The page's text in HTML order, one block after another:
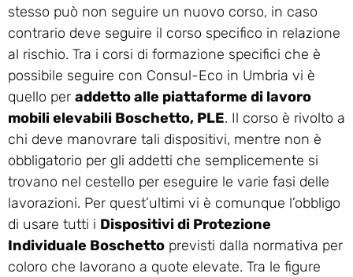
stesso può non seguire un nuovo corso, in caso
contrario deve seguire il corso specifico in relazione
al rischio. Tra i corsi di formazione specifici che è
possibile seguire con Consul-Eco in Umbria vi è
quello per addetto alle piattaforme di lavoro
mobili elevabili Boschetto, PLE. Il corso è rivolto a
chi deve manovrare tali dispositivi, mentre non è
obbligatorio per gli addetti che semplicemente si
trovano nel cestello per eseguire le varie fasi delle
lavorazioni. Per quest’ultimi vi è comunque l’obbligo
di usare tutti i Dispositivi di Protezione
Individuale Boschetto previsti dalla normativa per
coloro che lavorano a quote elevate. Tra le figure